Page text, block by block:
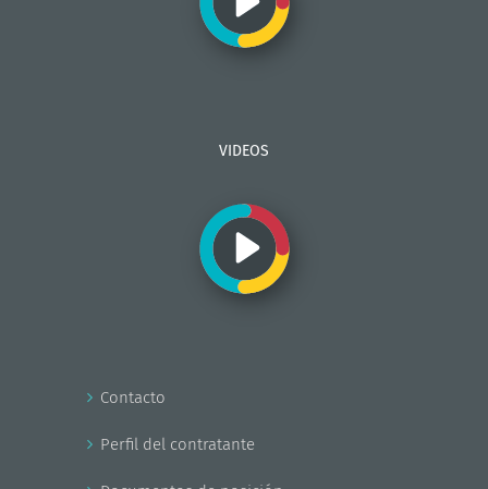
VIDEOS
Contacto
Perfil del contratante